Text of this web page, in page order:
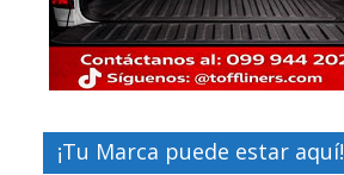
¡Tu Marca puede estar aquí!